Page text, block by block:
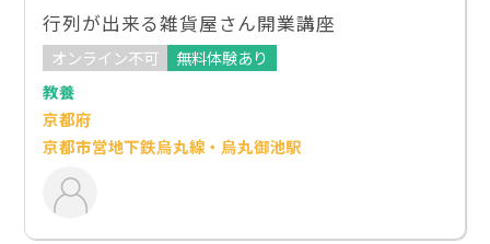
行列が出来る雑貨屋さん開業講座
オンライン不可
無料体験あり
教養
京都府
京都市営地下鉄烏丸線・烏丸御池駅